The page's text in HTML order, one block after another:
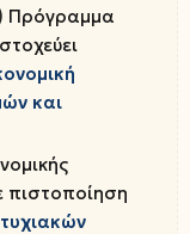
Πρόγραμμα
και
πιστοποίηση